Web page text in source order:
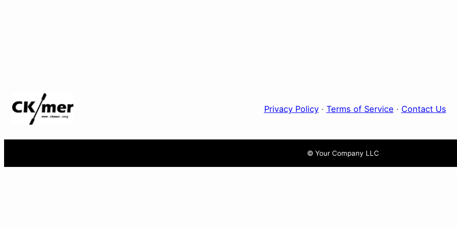
Privacy Policy· Terms of Service · Contact Us
© Your Company LLC